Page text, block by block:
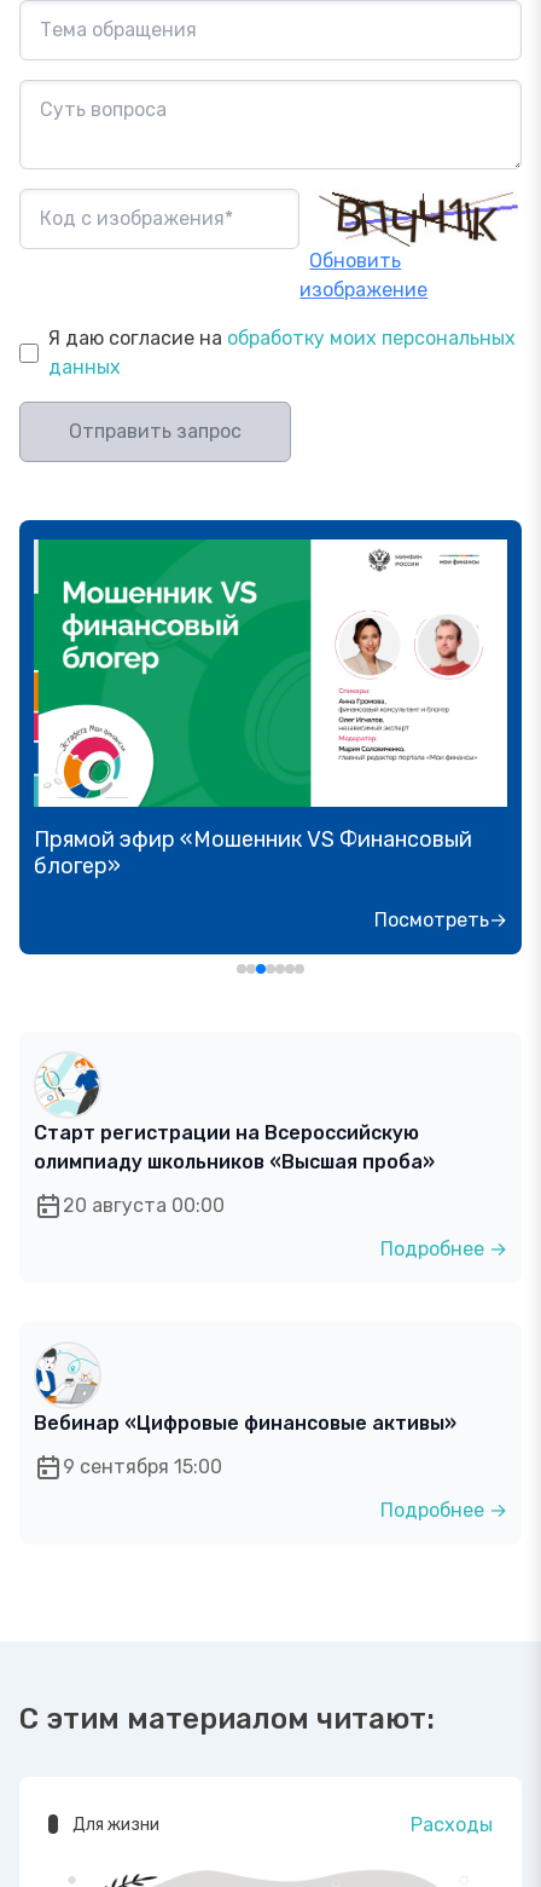
Обновить
изображение
Я даю согласие на обработку моих персональных
данных
Отправить запрос
Прямой эфир «Мошенник VS Финансовый
блогер»
Посмотреть→
Старт регистрации на Всероссийскую
олимпиаду школьников «Высшая проба»
20 августа 00:00
Подробнее →
Вебинар «Цифровые финансовые активы»
9 сентября 15:00
Подробнее →
С этим материалом читают:
Для жизни Расходы